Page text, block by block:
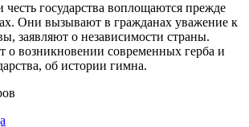
государства воплощаются прежде
Они вызывают в гражданах уважение к
заявляют о независимости страны.
о возникновении современных герба и
об истории гимна.